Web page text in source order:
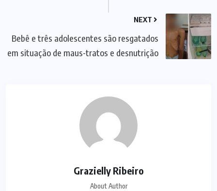
NEXT
Bebê e três adolescentes são resgatados
em situação de maus-tratos e desnutrição
Grazielly Ribeiro
About Author